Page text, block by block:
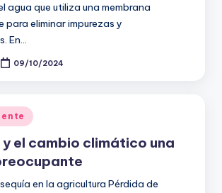
agua que utiliza una membrana
para eliminar impurezas y
En…
09/10/2024
y el cambio climático una
en la agricultura Pérdida de